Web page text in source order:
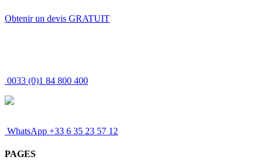
Obtenir un devis GRATUIT
0033 (0)1 84 800 400
WhatsApp +33 6 35 23 57 12
PAGES